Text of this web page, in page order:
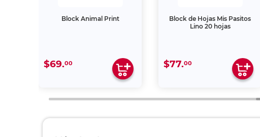
Block Animal Print
$69.00
Block de Hojas Mis Pasitos
Lino 20 hojas
$77.00